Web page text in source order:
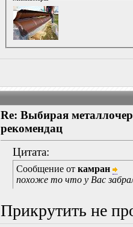
Re: Выбирая
рекомендац
Цитата:
Сообщение от камран
похоже то что у Вас
Прикрутить не